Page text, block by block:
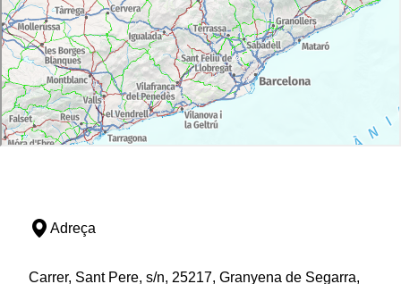
Adreça
Carrer, Sant Pere, s/n, 25217, Granyena de Segarra,